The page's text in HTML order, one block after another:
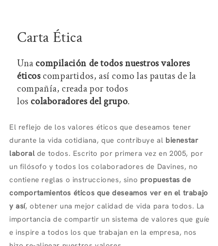
Carta Ética
Unacompilación de todos nuestros valores
éticoscompartidos, así como las pautas de la
compañía, creada por todos
loscolaboradores del grupo.
El reflejo de los valores éticos que deseamos tener
durante la vida cotidiana, que contribuye al bienestar
laboral de todos. Escrito por primera vez en 2005, por
un filósofo y todos los colaboradores de Davines, no
contiene reglas o instrucciones, sino propuestas de
comportamientos éticos que deseamos ver en el trabajo
y así, obtener una mejor calidad de vida para todos. La
importancia de compartir un sistema de valores que guíe
e inspire a todos los que trabajan en la empresa, nos